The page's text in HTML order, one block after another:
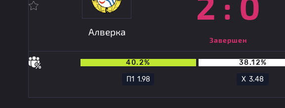
Алверка
Завершен
40.2% 38.12%
П1 1.98 Х 3.48